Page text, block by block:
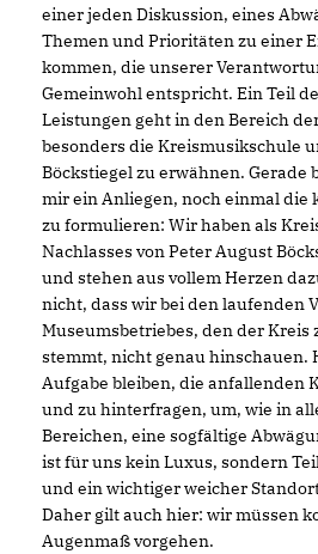
einer jeden Diskussion, eines
Themen und Prioritäten zu einer
kommen, die unserer
Gemeinwohl entspricht. Ein Teil
Leistungen geht in den Bereich
besonders die Kreismusikschule
Böckstiegel zu erwähnen. Gerade
mir ein Anliegen, noch einmal die
zu formulieren: Wir haben als
Nachlasses von Peter August
und stehen aus vollem Herzen
nicht, dass wir bei den laufenden
Museumsbetriebes, den der Kreis
stemmt, nicht genau hinschauen.
Aufgabe bleiben, die anfallenden
und zu hinterfragen, um, wie in
Bereichen, eine sogfältige
ist für uns kein Luxus, sondern
und ein wichtiger weicher
Daher gilt auch hier: wir müssen
Augenmaß vorgehen.